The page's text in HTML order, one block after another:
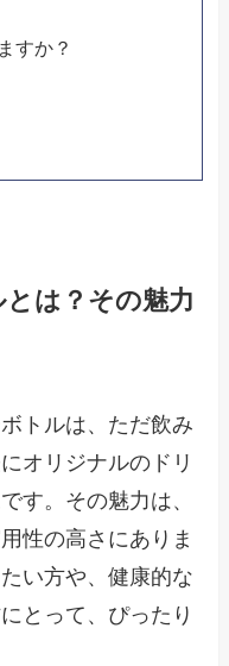
すか？
は？その魅力
トルは、ただ飲み
オリジナルのドリ
す。その魅力は、
性の高さにありま
い方や、健康的な
とって、ぴったり